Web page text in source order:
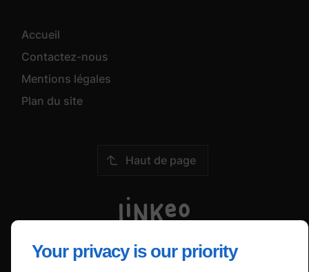
Your privacy is our priority
Accueil
Contactez-nous
Mentions légales
Plan du site
Haut de page